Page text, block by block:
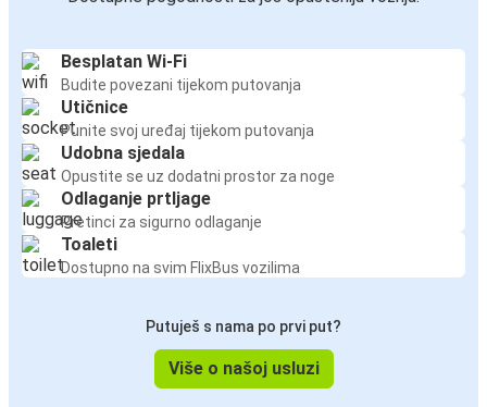
Besplatan Wi-Fi
Budite povezani tijekom putovanja
Utičnice
Punite svoj uređaj tijekom putovanja
Udobna sjedala
Opustite se uz dodatni prostor za noge
Odlaganje prtljage
Pretinci za sigurno odlaganje
Toaleti
Dostupno na svim FlixBus vozilima
Putuješ s nama po prvi put?
Više o našoj usluzi